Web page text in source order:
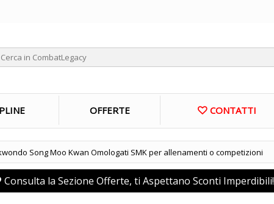
OFFERTE CONTATTI
Song Moo Kwan Omologati SMK per allenamenti o competizioni
Consulta la Sezione Offerte, ti Aspettano Sconti Imperdibili!